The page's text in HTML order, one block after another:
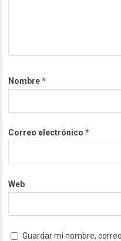
Nombre*
Correo electrónico*
Web
Guardar mi nombre,